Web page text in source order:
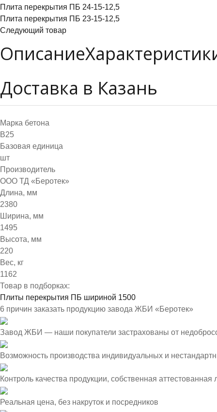
Плита перекрытия ПБ 24-15-12,5
Плита перекрытия ПБ 23-15-12,5
Следующий товар
Описание
Доставка в Казань
Марка бетона
B25
Базовая единица
шт
Производитель
ООО ТД «Беротек»
Длина, мм
2380
Ширина, мм
1495
Высота, мм
220
Вес, кг
1162
Товар в подборках:
Плиты перекрытия ПБ шириной 1500
6 причин заказать продукцию завода ЖБИ «Беротек»
Завод ЖБИ — наши покупатели застрахованы от
Возможность производства индивидуальных и
Контроль качества продукции, собственная аттестованная
Реальная цена, без накруток и посредников